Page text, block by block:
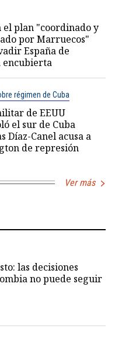
el plan "coordinado y
por Marruecos"
España de
encubierta
régimen de Cuba
de EEUU
el sur de Cuba
Díaz-Canel acusa a
de represión
Ver más
las decisiones
no puede seguir